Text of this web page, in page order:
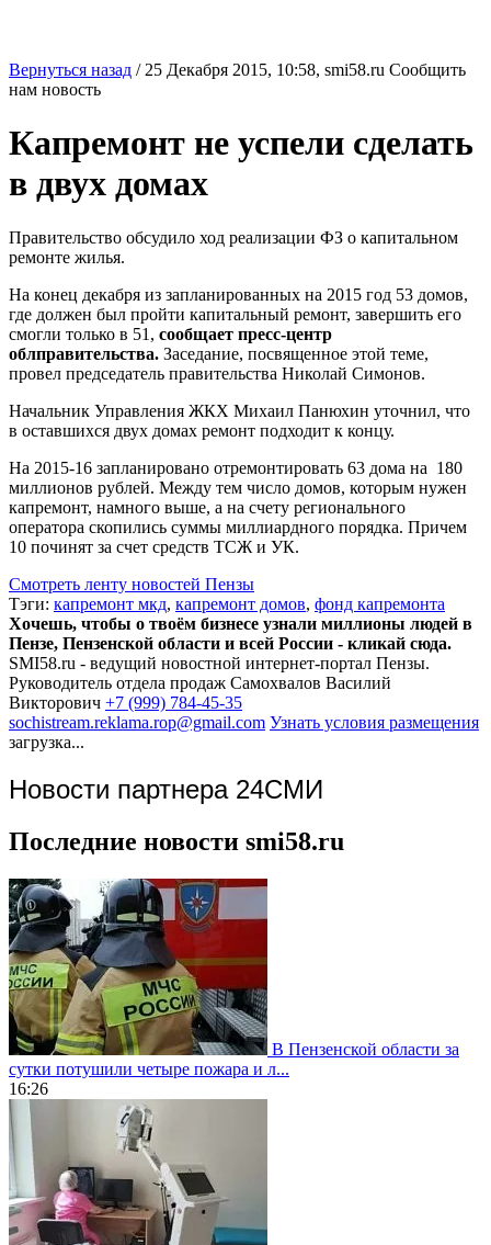
Вернуться назад / 25 Декабря 2015, 10:58, smi58.ru Сообщить
нам новость
Капремонт не успели сделать
в двух домах
Правительство обсудило ход реализации ФЗ о капитальном
ремонте жилья.
На конец декабря из запланированных на 2015 год 53 домов,
где должен был пройти капитальный ремонт, завершить его
смогли только в 51, сообщает пресс-центр
облправительства. Заседание, посвященное этой теме,
провел председатель правительства Николай Симонов.
Начальник Управления ЖКХ Михаил Панюхин уточнил, что
в оставшихся двух домах ремонт подходит к концу.
На 2015-16 запланировано отремонтировать 63 дома на 180
миллионов рублей. Между тем число домов, которым нужен
капремонт, намного выше, а на счету регионального
оператора скопились суммы миллиардного порядка. Причем
10 починят за счет средств ТСЖ и УК.
Смотреть ленту новостей Пензы
Тэги: капремонт мкд, капремонт домов, фонд капремонта
Хочешь, чтобы о твоём бизнесе узнали миллионы людей в
Пензе, Пензенской области и всей России - кликай сюда.
SMI58.ru - ведущий новостной интернет-портал Пензы.
Руководитель отдела продаж Самохвалов Василий
Викторович +7 (999) 784-45-35
sochistream.reklama.rop@gmail.com Узнать условия размещения
загрузка...
Новости партнера 24СМИ
Последние новости smi58.ru
В Пензенской области за
сутки потушили четыре пожара и л...
16:26